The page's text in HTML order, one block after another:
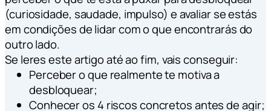
(curiosidade, saudade, impulso) e avaliar se estás
em condições de lidar com o que encontrarás do
outro lado.
Se leres este artigo até ao fim, vais conseguir:
Perceber o que realmente te motiva a
desbloquear;
Conhecer os 4 riscos concretos antes de agir;